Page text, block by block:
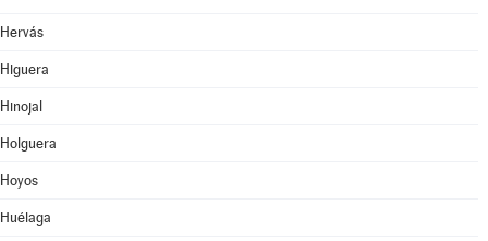
Hervás
Higuera
Hinojal
Holguera
Hoyos
Huélaga